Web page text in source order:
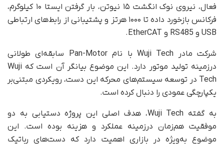
فعال، نیروی نوک انگشت ۱۵ نیوتن، بار گرفتن ایستا ۱۰ کیلوگرم،
فرکانس بازخورد داده تا ۱۰۰۰ هرتز و پشتیبانی از رابط‌های ارتباطی
USB و RS485 و EtherCAT.
شرکت مادر Wuji Tech با نام Pan-Motor سابقه‌ای طولانی
درزمینه تولید موتور دارد. این موضوع بیانگر آن است که Wuji
Tech در توسعه سیستم‌های محرکه این دست، رویکردی مبتنی‌بر
یکپارچگی عمودی را دنبال کرده است.
به گفته Wuji Tech، هدف اصلی این پروژه دستیابی به دو
موفقیت هم‌زمان درزمینه عملکرد و هزینه بوده است. این
موضوع به‌ویژه در بازاری اهمیت دارد که دست‌های رباتیک